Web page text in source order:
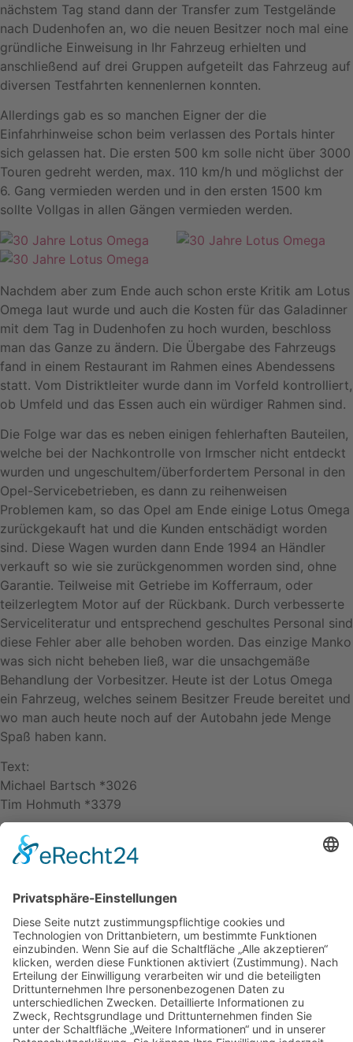
nächstem Tag stand dann der Transfer zum Testgelände
nach Dudenhofen an, wo die neuen Besitzer noch mal eine
gründliche Einweisung in Ihr Fahrzeug erhielten und
anschließend auf drei Gruppen aufgeteilt das Fahrzeug auf
diversen Testfahrten kennenlernen konnten.
Allerdings gab es so manchen Eigner der die
Einfahrhinweise schon beim verlassen des Portals hinter
sich gelassen hat. Die ersten 500 km solle nicht über 3000
Touren gedreht werden, max. 110 km/h und möglichst der
6. Gang vermieden werden und in den ersten 1500 km
sollte Vollgas in allen Gängen vermieden werden.
Nachdem aber zum Ende auch schon erste Kritik am Lotus
Omega laut wurde und auch die Kosten für das Galadinner
mit dem Tag in Dudenhofen zu hoch wurden, beschloss
man das Ganze zu ändern. Die Übergabe des Fahrzeugs
fand in einem Restaurant im Rahmen eines Abendessens
statt. Vom Distriktleiter wurde dann im Vorfeld kontrolliert,
ob Umfeld und das Essen auch ein würdiger Rahmen sind.
Die Folge war das es neben einigen fehlerhaften Bauteilen,
welche bei der Nachkontrolle von Irmscher nicht entdeckt
wurden und ungeschultem/überfordertem Personal in den
Opel-Servicebetrieben, es dann zu reihenweisen
Problemen kam, so das Opel am Ende einige Lotus Omega
zurückgekauft hat und die Kunden entschädigt worden
sind. Diese Wagen wurden dann Ende 1994 an Händler
verkauft so wie sie zurückgenommen worden sind, ohne
Garantie. Teilweise mit Getriebe im Kofferraum, oder
teilzerlegtem Motor auf der Rückbank. Durch verbesserte
Serviceliteratur und entsprechend geschultes Personal sind
diese Fehler aber alle behoben worden. Das einzige Manko
was sich nicht beheben ließ, war die unsachgemäße
Behandlung der Vorbesitzer. Heute ist der Lotus Omega
ein Fahrzeug, welches seinem Besitzer Freude bereitet und
wo man auch heute noch auf der Autobahn jede Menge
Spaß haben kann.
Text:
Michael Bartsch *3026
Tim Hohmuth *3379
Bilder:
Archiv Michael Bartsch *3026
nach oben
Kontakt
Impressum
Datenschutzerklärung
Mitgliederbereich
Facebook
Instagram
Umsetzung:DOUBLE-A-DESIGN